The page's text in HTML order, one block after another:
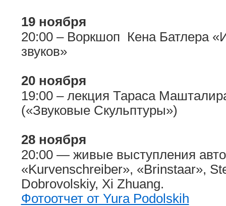
19 ноября
20:00 – Воркшоп Кена Батлера
звуков»
20 ноября
19:00 – лекция Тараса
(«Звуковые Скульптуры»)
28 ноября
20:00 — живые выступления
«Kurvenschreiber», «Brinstaar»,
Dobrovolskiy, Xi Zhuang.
Фотоотчет от Yura Podolskih